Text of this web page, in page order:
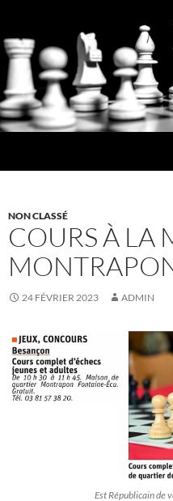
NON CLASSÉ
COURS À LA
24 FÉVRIER 2023 ADMIN
Est Républicain de